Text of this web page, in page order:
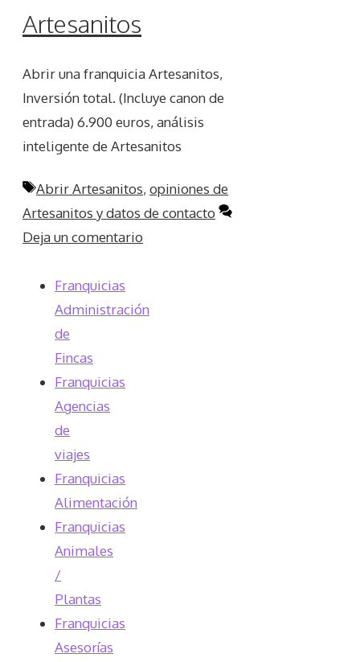
Artesanitos
Abrir una franquicia Artesanitos,
Inversión total. (Incluye canon de
entrada) 6.900 euros, análisis
inteligente de Artesanitos
Etiquetas
Abrir Artesanitos, opiniones de
Artesanitos y datos de contacto
Deja un comentario
Franquicias
Administración
de
Fincas
Franquicias
Agencias
de
viajes
Franquicias
Alimentación
Franquicias
Animales
/
Plantas
Franquicias
Asesorías